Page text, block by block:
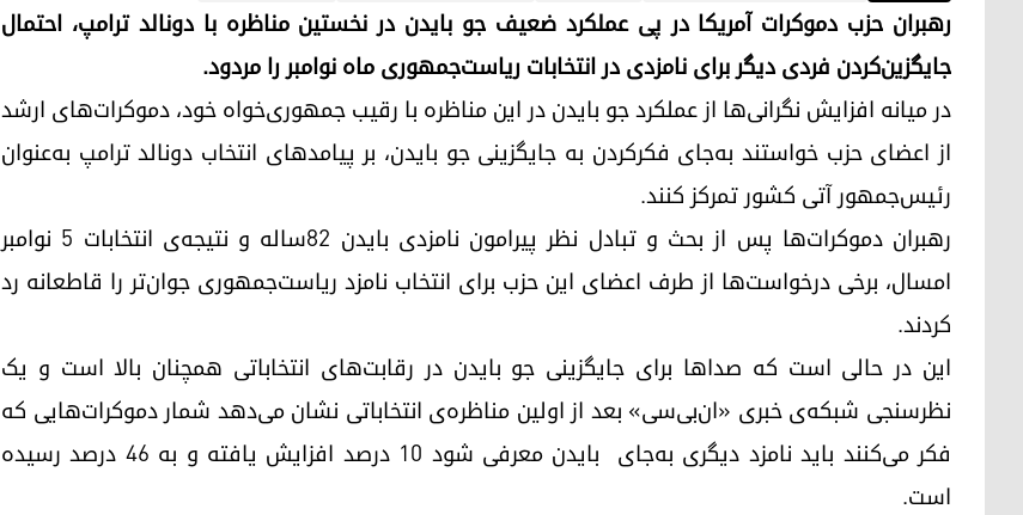
رهبران حزب دموکرات آمریکا در پی عملکرد ضعیف جو بایدن در نخستین مناظره با دونالد ترامپ، احتمال
جایگزین‌کردن فردی دیگر برای نامزدی در انتخابات ریاست‌جمهوری ماه نوامبر را مردود.
در میانه افزایش نگرانی‌ها از عملکرد جو بایدن در این مناظره با رقیب جمهوری‌خواه خود، دموکرات‌های ارشد
از اعضای حزب خواستند به‌جای فکرکردن به جایگزینی جو بایدن، بر پیامدهای انتخاب دونالد ترامپ به‌عنوان
رئیس‌جمهور آتی کشور تمرکز کنند.
رهبران دموکرات‌ها پس از بحث و تبادل نظر پیرامون نامزدی بایدن ۸۲ساله و نتیجه‌ی انتخابات ۵ نوامبر
امسال، برخی درخواست‌ها از طرف اعضای این حزب برای انتخاب نامزد ریاست‌جمهوری جوان‌تر را قاطعانه رد
کردند.
این در حالی است که صداها برای جایگزینی جو بایدن در رقابت‌های انتخاباتی همچنان بالا است و یک
نظرسنجی شبکه‌ی خبری «ان‌بی‌سی» بعد از اولین مناظره‌ی انتخاباتی نشان می‌دهد شمار دموکرات‌هایی که
فکر می‌کنند باید نامزد دیگری به‌جای بایدن معرفی شود ۱۰ درصد افزایش یافته و به ۴۶ درصد رسیده
است.